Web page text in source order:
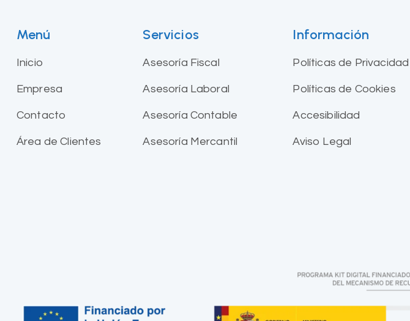
Menú
Inicio
Empresa
Contacto
Área de Clientes
Servicios
Asesoría Fiscal
Asesoría Laboral
Asesoría Contable
Asesoría Mercantil
Información
Políticas de Privacidad
Políticas de Cookies
Accesibilidad
Aviso Legal